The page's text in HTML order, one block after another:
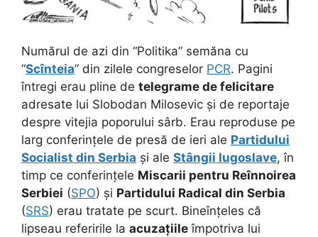
Numărul de azi din “Politika” semăna cu
“Scînteia” din zilele congreselor PCR. Pagini
întregi erau pline de telegrame de felicitare
adresate lui Slobodan Milosevic și de reportaje
despre vitejia poporului sârb. Erau reproduse pe
larg conferințele de presă de ieri ale Partidului
Socialist din Serbia și ale Stângii Iugoslave,în
timp ce conferințele Miscarii pentru Reînnoirea
Serbiei (SPO) și Partidului Radical din Serbia
(SRS) erau tratate pe scurt. Bineînțeles că
lipseau referirile la acuzațiile împotriva lui